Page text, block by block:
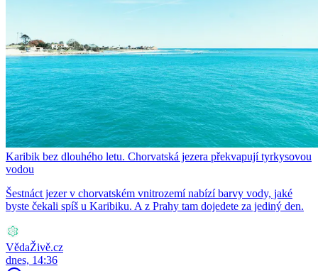
Karibik bez dlouhého letu. Chorvatská jezera překvapují tyrkysovou
vodou
Šestnáct jezer v chorvatském vnitrozemí nabízí barvy vody, jaké
byste čekali spíš u Karibiku. A z Prahy tam dojedete za jediný den.
VědaŽivě.cz
dnes, 14:36